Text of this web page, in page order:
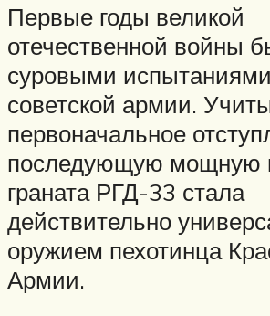
Первые годы великой
отечественной войны
суровыми
советской армии.
первоначальное
последующую мощную
граната РГД-33 стала
действительно
оружием пехотинца
Армии.